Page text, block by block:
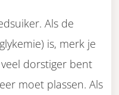
Als de
is, merk je
dorstiger bent
moet plassen. Als